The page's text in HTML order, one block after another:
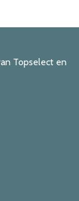
Topselect en